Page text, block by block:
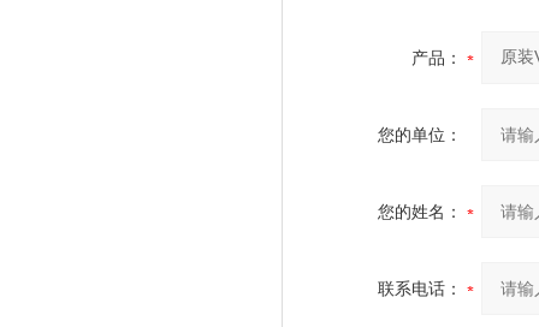
产品：
您的单位：
您的姓名：
联系电话：